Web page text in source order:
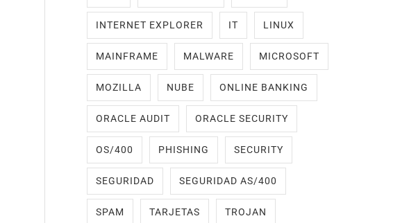
INTERNET EXPLORER IT LINUX
MAINFRAME MALWARE MICROSOFT
MOZILLA NUBE ONLINE BANKING
ORACLE AUDIT ORACLE SECURITY
OS/400 PHISHING SECURITY
SEGURIDAD SEGURIDAD AS/400
SPAM TARJETAS TROJAN